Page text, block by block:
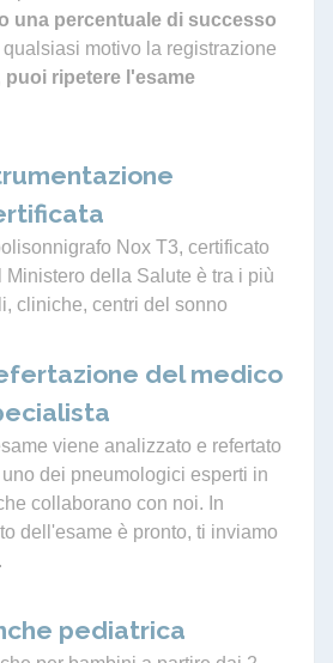
una percentuale di successo
qualsiasi motivo la registrazione
puoi ripetere l'esame
Nox T3, certificato
Ministero della Salute è tra i più
cliniche, centri del sonno
del medico
viene analizzato e refertato
dei pneumologici esperti in
collaborano con noi. In
dell'esame è pronto, ti inviamo
pediatrica